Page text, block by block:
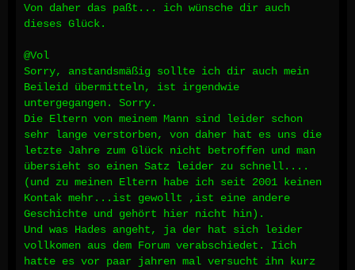
Von daher das paßt... ich wünsche dir auch
dieses Glück.
@Vol
Sorry, anstandsmäßig sollte ich dir auch mein
Beileid übermitteln, ist irgendwie
untergegangen. Sorry.
Die Eltern von meinem Mann sind leider schon
sehr lange verstorben, von daher hat es uns die
letzte Jahre zum Glück nicht betroffen und man
übersieht so einen Satz leider zu schnell....
(und zu meinen Eltern habe ich seit 2001 keinen
Kontak mehr...ist gewollt ,ist eine andere
Geschichte und gehört hier nicht hin).
Und was Hades angeht, ja der hat sich leider
vollkomen aus dem Forum verabschiedet. Iich
hatte es vor paar jahren mal versucht ihn kurz